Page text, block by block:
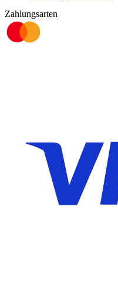
Zahlungsarten